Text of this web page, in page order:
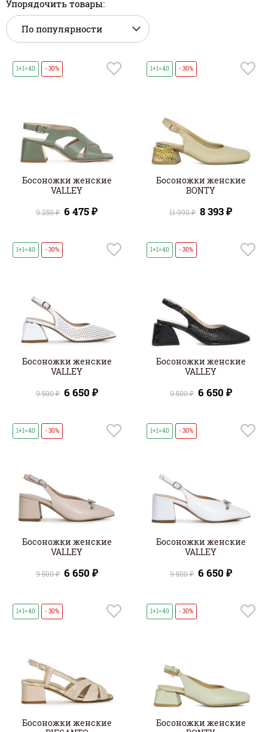
Упорядочить товары:
1+1=40 - 30%
Босоножки женские
VALLEY
9 250 ₽ 6 475 ₽
1+1=40 - 30%
Босоножки женские
BONTY
11 990 ₽ 8 393 ₽
1+1=40 - 30%
Босоножки женские
VALLEY
9 500 ₽ 6 650 ₽
1+1=40 - 30%
Босоножки женские
VALLEY
9 500 ₽ 6 650 ₽
1+1=40 - 30%
Босоножки женские
VALLEY
9 500 ₽ 6 650 ₽
1+1=40 - 30%
Босоножки женские
VALLEY
9 500 ₽ 6 650 ₽
1+1=40 - 30%
Босоножки женские
1+1=40 - 30%
Босоножки женские